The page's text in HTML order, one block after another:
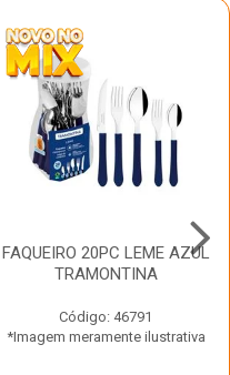
FAQUEIRO 20PC LEME AZUL
TRAMONTINA
Código: 46791
*Imagem meramente ilustrativa